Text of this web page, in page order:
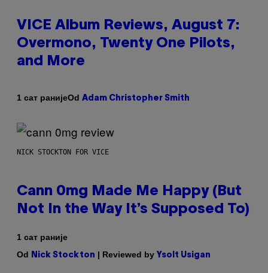
VICE Album Reviews, August 7:
Overmono, Twenty One Pilots,
and More
1 сат ранијеOd Adam Christopher Smith
NICK STOCKTON FOR VICE
Cann 0mg Made Me Happy (But
Not In the Way It’s Supposed To)
1 сат раније
Od
Nick Stockton | Reviewed by Ysolt Usigan